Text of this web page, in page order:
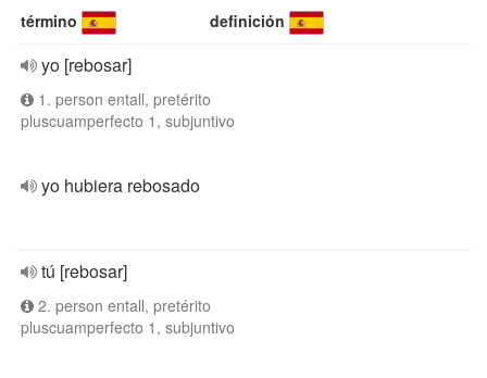
término definición
yo [rebosar]
1. person entall, pretérito
pluscuamperfecto 1, subjuntivo
yo hubiera rebosado
tú [rebosar]
2. person entall, pretérito
pluscuamperfecto 1, subjuntivo